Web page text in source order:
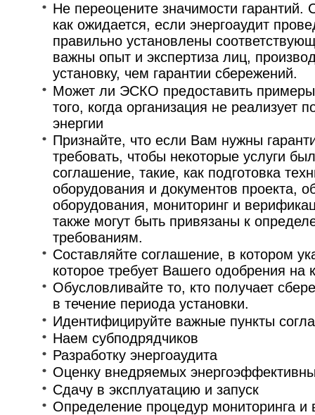
Не переоцените значимости гарантий.
как ожидается, если энергоаудит
правильно установлены
важны опыт и экспертиза лиц,
установку, чем гарантии сбережений.
Может ли ЭСКО предоставить
того, когда организация не реализует
энергии
Признайте, что если Вам нужны
требовать, чтобы некоторые услуги
соглашение, такие, как подготовка
оборудования и документов проекта,
оборудования, мониторинг и
также могут быть привязаны к
требованиям.
Составляйте соглашение, в котором
которое требует Вашего одобрения на
Обусловливайте то, кто получает
в течение периода установки.
Идентифицируйте важные пункты
Наем субподрядчиков
Разработку энергоаудита
Оценку внедряемых
Сдачу в эксплуатацию и запуск
Определение процедур мониторинга и